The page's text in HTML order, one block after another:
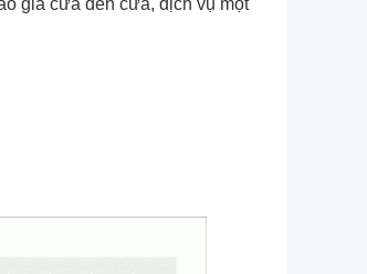
giá cửa đến cửa, dịch vụ một